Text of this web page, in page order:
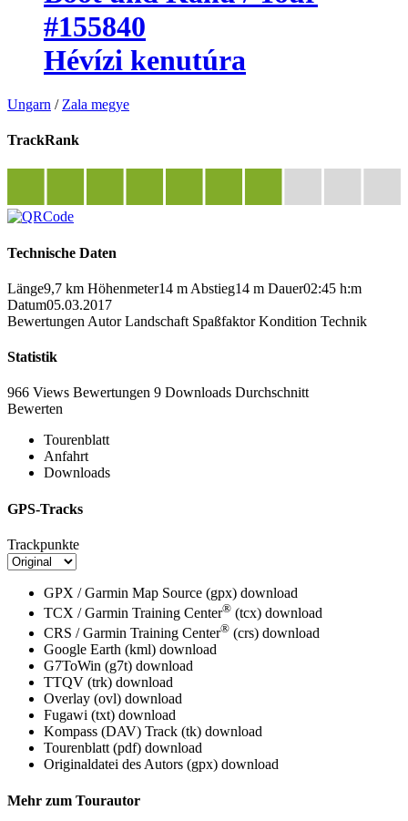
#155840
Hévízi kenutúra
Ungarn / Zala megye
TrackRank
Technische Daten
Länge9,7 km Höhenmeter14 m Abstieg14 m Dauer02:45 h:m
Datum05.03.2017
Bewertungen Autor Landschaft Spaßfaktor Kondition Technik
Statistik
966 Views Bewertungen 9 Downloads Durchschnitt
Bewerten
Tourenblatt
Anfahrt
Downloads
GPS-Tracks
Trackpunkte
GPX / Garmin Map Source (gpx) download
TCX / Garmin Training Center® (tcx) download
CRS / Garmin Training Center® (crs) download
Google Earth (kml) download
G7ToWin (g7t) download
TTQV (trk) download
Overlay (ovl) download
Fugawi (txt) download
Kompass (DAV) Track (tk) download
Tourenblatt (pdf) download
Originaldatei des Autors (gpx) download
Mehr zum Tourautor